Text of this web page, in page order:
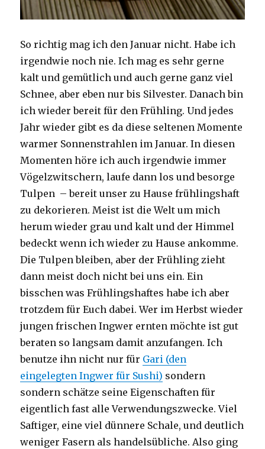
So richtig mag ich den Januar nicht. Habe ich
irgendwie noch nie. Ich mag es sehr gerne
kalt und gemütlich und auch gerne ganz viel
Schnee, aber eben nur bis Silvester. Danach bin
ich wieder bereit für den Frühling. Und jedes
Jahr wieder gibt es da diese seltenen Momente
warmer Sonnenstrahlen im Januar. In diesen
Momenten höre ich auch irgendwie immer
Vögelzwitschern, laufe dann los und besorge
Tulpen – bereit unser zu Hause frühlingshaft
zu dekorieren. Meist ist die Welt um mich
herum wieder grau und kalt und der Himmel
bedeckt wenn ich wieder zu Hause ankomme.
Die Tulpen bleiben, aber der Frühling zieht
dann meist doch nicht bei uns ein. Ein
bisschen was Frühlingshaftes habe ich aber
trotzdem für Euch dabei. Wer im Herbst wieder
jungen frischen Ingwer ernten möchte ist gut
beraten so langsam damit anzufangen. Ich
benutze ihn nicht nur für Gari (den
eingelegten Ingwer für Sushi) sondern
sondern schätze seine Eigenschaften für
eigentlich fast alle Verwendungszwecke. Viel
Saftiger, eine viel dünnere Schale, und deutlich
weniger Fasern als handelsübliche. Also ging